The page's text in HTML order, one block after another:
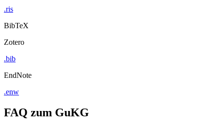
.ris
BibTeX
Zotero
.bib
EndNote
.enw
FAQ zum GuKG